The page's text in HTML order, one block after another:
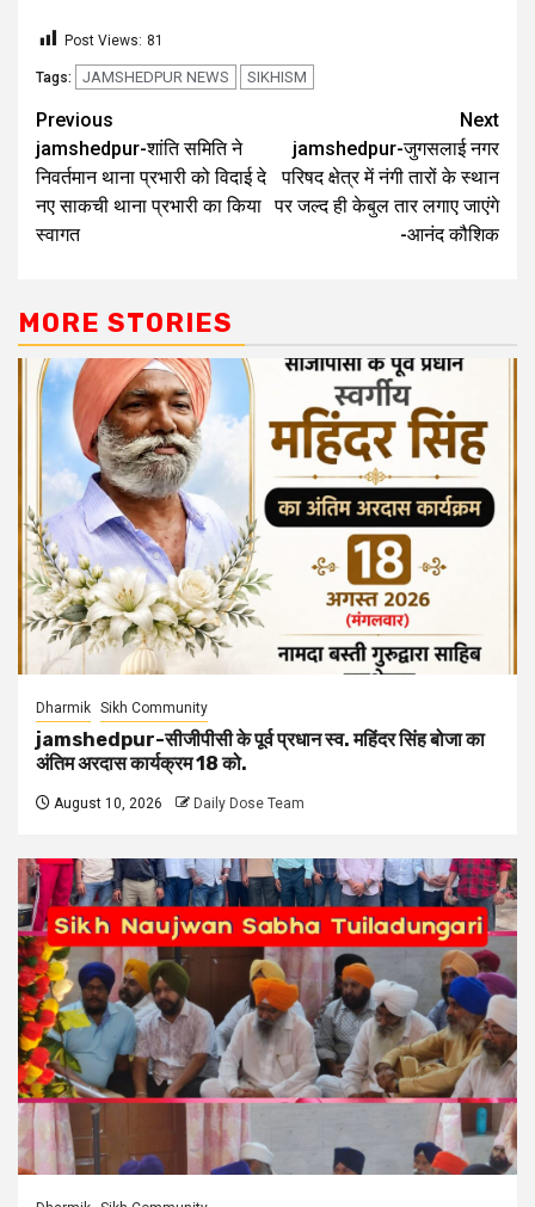
Post Views: 81
Tags: JAMSHEDPUR NEWS SIKHISM
Previous
jamshedpur-शांति समिति ने
निवर्तमान थाना प्रभारी को विदाई दे
नए साकची थाना प्रभारी का किया
स्वागत
Next
jamshedpur-जुगसलाई नगर
परिषद क्षेत्र में नंगी तारों के स्थान
पर जल्द ही केबुल तार लगाए जाएंगे
-आनंद कौशिक
MORE STORIES
Dharmik Sikh Community
jamshedpur-सीजीपीसी के पूर्व प्रधान स्व. महिंदर सिंह बोजा का
अंतिम अरदास कार्यक्रम 18 को.
August 10, 2026 Daily Dose Team